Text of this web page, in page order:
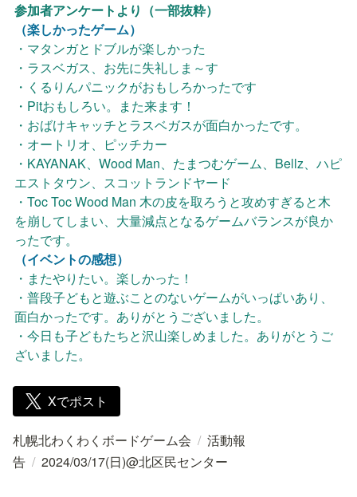
参加者アンケートより（一部抜粋）
（楽しかったゲーム）
・マタンガとドブルが楽しかった
・ラスベガス、お先に失礼しま～す
・くるりんパニックがおもしろかったです
・Pitおもしろい。また来ます！
・おばけキャッチとラスベガスが面白かったです。
・オートリオ、ピッチカー
・KAYANAK、Wood Man、たまつむゲーム、Bellz、ハピ
エストタウン、スコットランドヤード
・Toc Toc Wood Man 木の皮を取ろうと攻めすぎると木
を崩してしまい、大量減点となるゲームバランスが良か
（イベントの感想）
・またやりたい。楽しかった！
・普段子どもと遊ぶことのないゲームがいっぱいあり、
面白かったです。ありがとうございました。
・今日も子どもたちと沢山楽しめました。ありがとうご
ざいました。
Xでポスト
札幌北わくわくボードゲーム会 / 活動報
告 / 2024/03/17(日)@北区民センター